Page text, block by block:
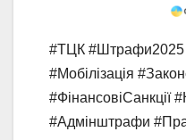
#ТЦК #Штрафи2025
#Мобілізація
#ФінансовіСанкції
#Адмінштрафи